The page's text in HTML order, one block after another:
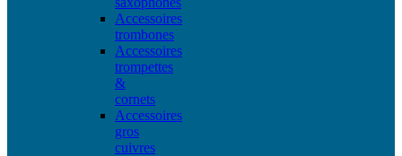
Accessoires
trombones
Accessoires
trompettes
&
cornets
Accessoires
gros
cuivres